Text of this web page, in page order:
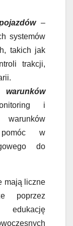
–
systemów
takich jak
trakcji,
i
pomóc w
do
mają liczne
poprzez
edukację